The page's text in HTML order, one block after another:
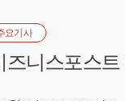
요기사
즈니스포스